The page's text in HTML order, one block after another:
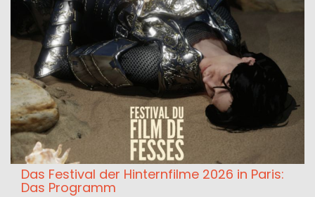
Das Festival der Hinternfilme 2026 in Paris:
Das Programm